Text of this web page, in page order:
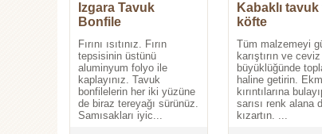
Izgara Tavuk
Bonfile
Fırını ısıtınız. Fırın
tepsisinin üstünü
aluminyum folyo ile
kaplayınız. Tavuk
bonfilelerin her iki yüzüne
de biraz tereyağı sürünüz.
Samısakları iyic...
Kabaklı
köfte
Tüm malzemeyi
karıştırın ve ceviz
büyüklüğünde
haline getirin.
kırıntılarına
sarısı renk alana
kızartın. ...